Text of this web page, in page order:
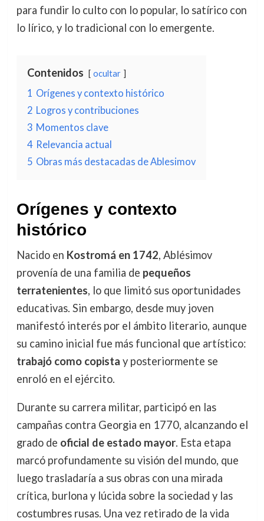
para fundir lo culto con lo popular, lo satírico con
lo lírico, y lo tradicional con lo emergente.
Contenidos ocultar
1 Orígenes y contexto histórico
2 Logros y contribuciones
3 Momentos clave
4 Relevancia actual
5 Obras más destacadas de Ablesimov
Orígenes y contexto
histórico
Nacido en Kostromá en 1742, Ablésimov
provenía de una familia de pequeños
terratenientes, lo que limitó sus oportunidades
educativas. Sin embargo, desde muy joven
manifestó interés por el ámbito literario, aunque
su camino inicial fue más funcional que artístico:
trabajó como copista y posteriormente se
enroló en el ejército.
Durante su carrera militar, participó en las
campañas contra Georgia en 1770, alcanzando el
grado de oficial de estado mayor. Esta etapa
marcó profundamente su visión del mundo, que
luego trasladaría a sus obras con una mirada
crítica, burlona y lúcida sobre la sociedad y las
costumbres rusas. Una vez retirado de la vida